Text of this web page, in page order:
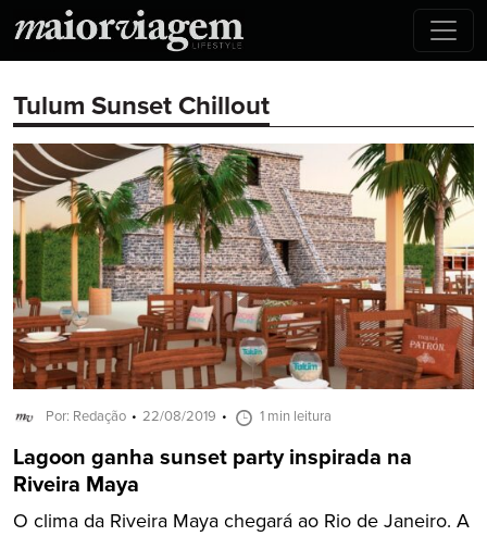
Tulum Sunset Chillout
Por: Redação 22/08/2019 1 min leitura
Lagoon ganha sunset party inspirada na
Riveira Maya
O clima da Riveira Maya chegará ao Rio de Janeiro. A